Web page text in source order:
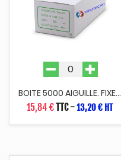
BOITE 5000 AIGUILLE. FIXE...
15,84 €TTC-13,20 € HT